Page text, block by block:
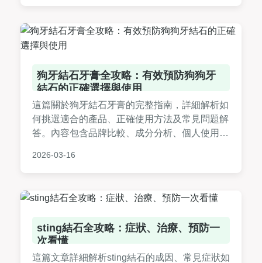
狗牙結石牙膏全攻略：有效預防狗狗牙
結石的正確選擇與使用
這篇關於狗牙結石牙膏的完整指南，詳細解析如
何挑選適合的產品、正確使用方法及常見問題解
答。內容包含品牌比較、成分分析、個人使用經
用性強，輕鬆預防牙結石。
2026-03-16
sting結石全攻略：症狀、治療、預防一
次看懂
這篇文章詳細解析sting結石的成因、常見症狀如